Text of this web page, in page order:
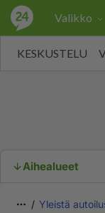
Valikko
KESKUSTELU
Aihealueet
Yleistä